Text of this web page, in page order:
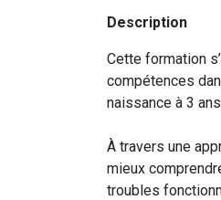
Description
Cette formation
compétences
naissance à 3
À travers une
mieux
troubles